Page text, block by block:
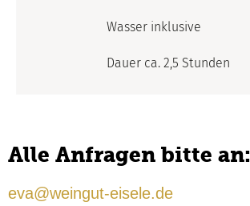
Wasser inklusive
Dauer ca. 2,5 Stunden
Alle Anfragen bitte an:
eva@weingut-eisele.de